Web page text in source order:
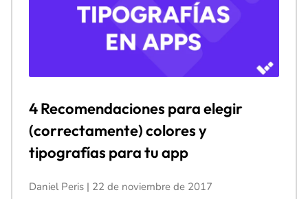
4 Recomendaciones para elegir
(correctamente) colores y
tipografías para tu app
Daniel Peris 22 de noviembre de 2017